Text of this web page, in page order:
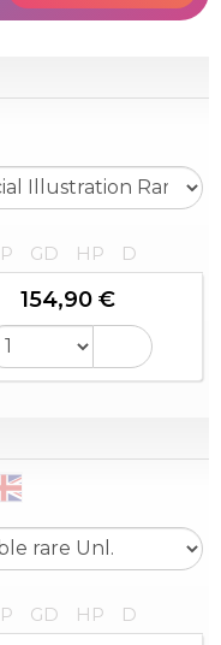
GD HP D
154,90 €
GD HP D